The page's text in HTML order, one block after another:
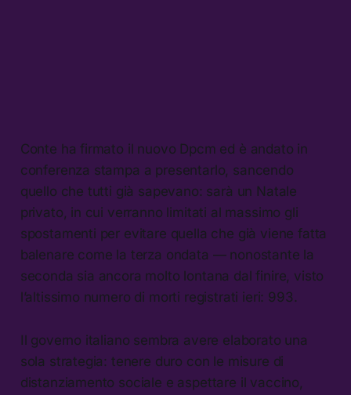
Conte ha firmato il nuovo Dpcm ed è andato in
conferenza stampa a presentarlo, sancendo
quello che tutti già sapevano: sarà un Natale
privato, in cui verranno limitati al massimo gli
spostamenti per evitare quella che già viene fatta
balenare come la terza ondata — nonostante la
seconda sia ancora molto lontana dal finire, visto
l’altissimo numero di morti registrati ieri: 993.
Il governo italiano sembra avere elaborato una
sola strategia: tenere duro con le misure di
distanziamento sociale e aspettare il vaccino,